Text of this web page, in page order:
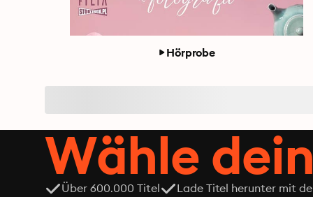
Hörprobe
Wähle
Über 600.000 Titel Lade Titel herunter mit